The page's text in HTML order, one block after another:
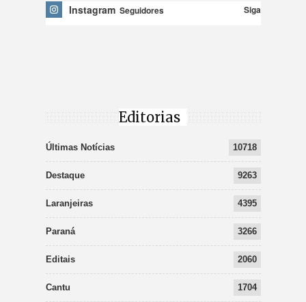
Instagram Seguidores Siga
Editorias
Últimas Notícias 10718
Destaque 9263
Laranjeiras 4395
Paraná 3266
Editais 2060
Cantu 1704